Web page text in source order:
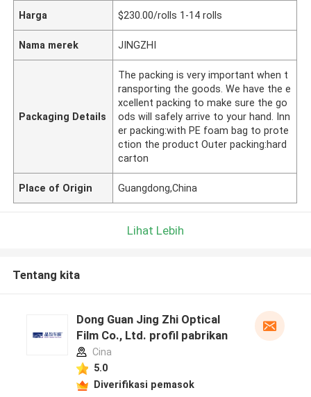
Harga $230.00/rolls 1-14 rolls
Nama merek JINGZHI
Packaging Details
The packing is very important when t
ransporting the goods. We have the e
xcellent packing to make sure the go
ods will safely arrive to your hand. Inn
er packing:with PE foam bag to prote
ction the product Outer packing:hard
carton
Place of Origin Guangdong,China
Lihat Lebih
Tentang kita
Dong Guan Jing Zhi Optical
Film Co., Ltd. profil pabrikan
Cina
5.0
Diverifikasi pemasok